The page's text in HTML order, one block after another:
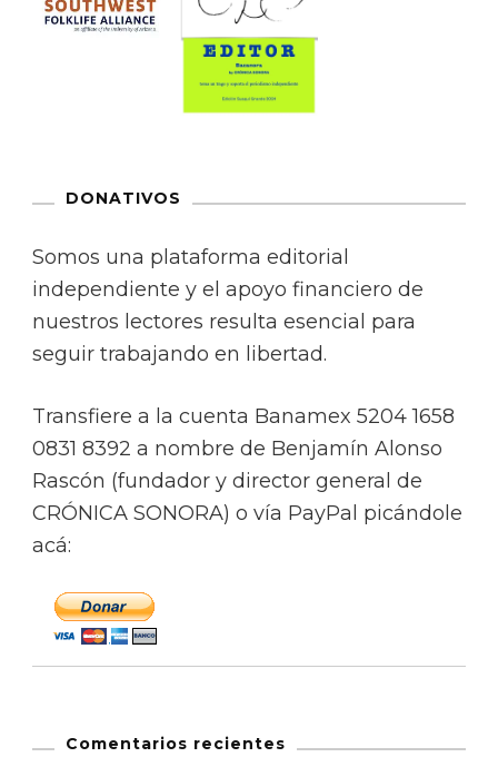
DONATIVOS
Somos una plataforma editorial
independiente y el apoyo financiero de
nuestros lectores resulta esencial para
seguir trabajando en libertad.
Transfiere a la cuenta Banamex 5204 1658
0831 8392 a nombre de Benjamín Alonso
Rascón (fundador y director general de
CRÓNICA SONORA) o vía PayPal picándole
acá:
Comentarios recientes